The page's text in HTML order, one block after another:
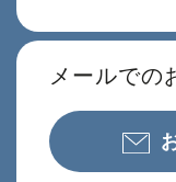
メールでの